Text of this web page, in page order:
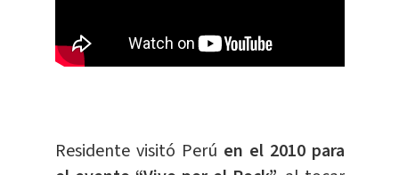
Residente visitó Perú en el 2010 para